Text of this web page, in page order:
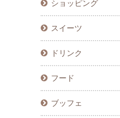
ショッピング
スイーツ
ドリンク
フード
ブッフェ